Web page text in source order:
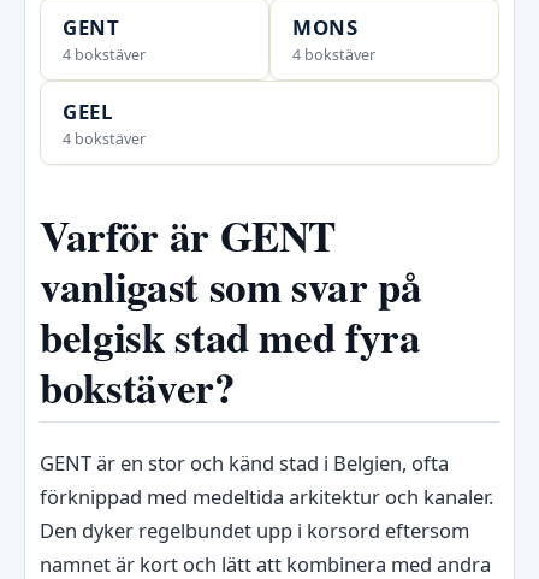
GENT
4 bokstäver
MONS
4 bokstäver
GEEL
4 bokstäver
Varför är GENT
vanligast som svar på
belgisk stad med fyra
bokstäver?
GENT är en stor och känd stad i Belgien, ofta
förknippad med medeltida arkitektur och kanaler.
Den dyker regelbundet upp i korsord eftersom
namnet är kort och lätt att kombinera med andra